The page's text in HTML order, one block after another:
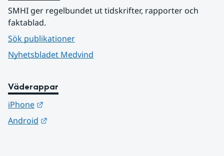
SMHI ger regelbundet ut tidskrifter, rapporter och
faktablad.
Sök publikationer
Nyhetsbladet Medvind
Väderappar
iPhone
Android